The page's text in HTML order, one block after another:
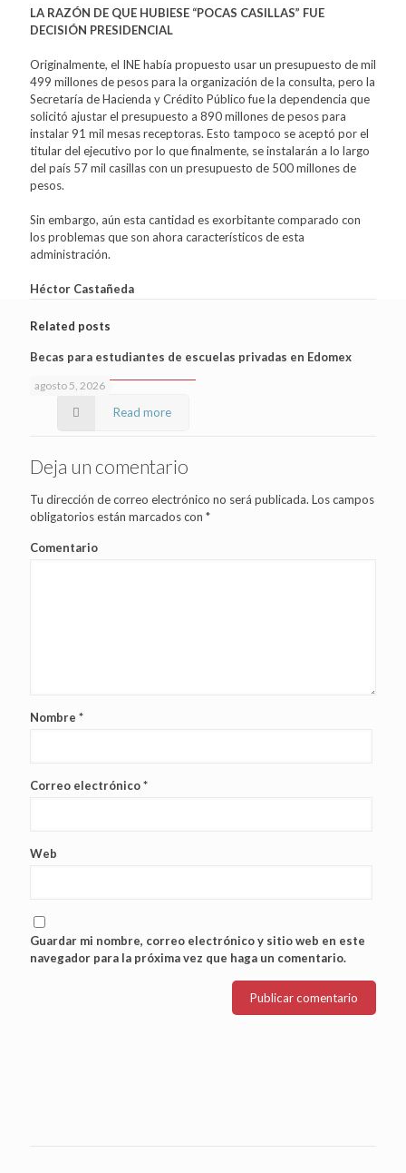
LA RAZÓN DE QUE HUBIESE “POCAS CASILLAS” FUE
DECISIÓN PRESIDENCIAL
Originalmente, el INE había propuesto usar un presupuesto de mil
499 millones de pesos para la organización de la consulta, pero la
Secretaría de Hacienda y Crédito Público fue la dependencia que
solicitó ajustar el presupuesto a 890 millones de pesos para
instalar 91 mil mesas receptoras. Esto tampoco se aceptó por el
titular del ejecutivo por lo que finalmente, se instalarán a lo largo
del país 57 mil casillas con un presupuesto de 500 millones de
pesos.
Sin embargo, aún esta cantidad es exorbitante comparado con
los problemas que son ahora característicos de esta
administración.
Héctor Castañeda
Related posts
agosto 5, 2026
Becas para estudiantes de escuelas privadas en Edomex
Read more
Deja un comentario
Tu dirección de correo electrónico no será publicada. Los campos
obligatorios están marcados con *
Comentario
Nombre *
Correo electrónico*
Web
Guardar mi nombre, correo electrónico y sitio web en este
navegador para la próxima vez que haga un comentario.